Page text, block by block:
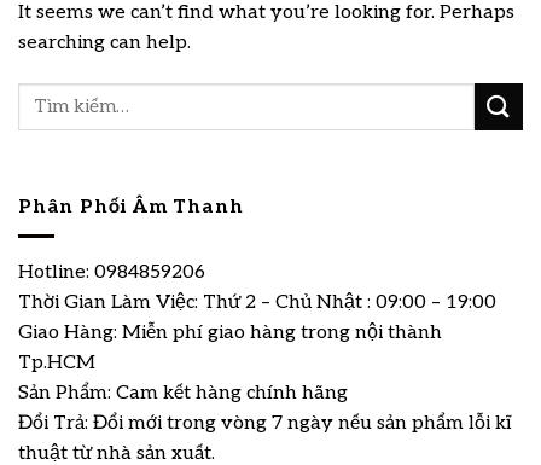
It seems we can’t find what you’re looking for. Perhaps
searching can help.
Phân Phối Âm Thanh
Hotline: 0984859206
Thời Gian Làm Việc: Thứ 2 – Chủ Nhật : 09:00 – 19:00
Giao Hàng: Miễn phí giao hàng trong nội thành
Tp.HCM
Sản Phẩm: Cam kết hàng chính hãng
Đổi Trả: Đổi mới trong vòng 7 ngày nếu sản phẩm lỗi kĩ
thuật từ nhà sản xuất.